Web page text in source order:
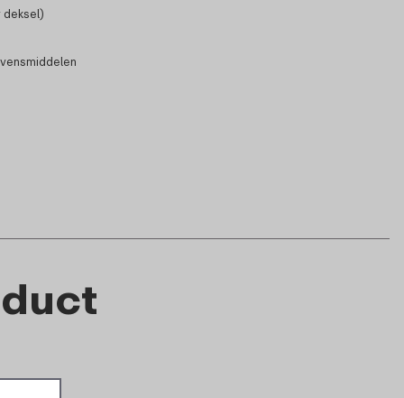
deksel)